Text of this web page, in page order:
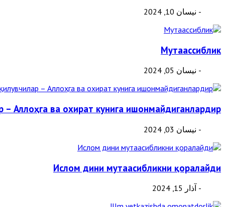
- نيسان 10, 2024
Мутаассиблик
- نيسان 05, 2024
Аллоҳга ва охират кунига ишонмайдиганлардир
- نيسان 03, 2024
Ислом дини мутаасибликни қоралайди
- آذار 15, 2024